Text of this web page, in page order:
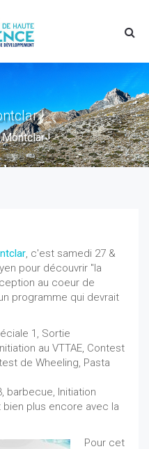
!
!
, c'est samedi 27 &
pour découvrir "la
au coeur de
programme qui devrait
1, Sortie
au VTTAE, Contest
de Wheeling, Pasta
barbecue, Initiation
plus encore avec la
Pour cet